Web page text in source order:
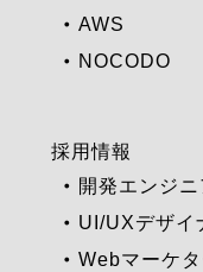
AWS
NOCODO
採用情報
開発エンジニ
UI/UXデザイ
Webマーケタ